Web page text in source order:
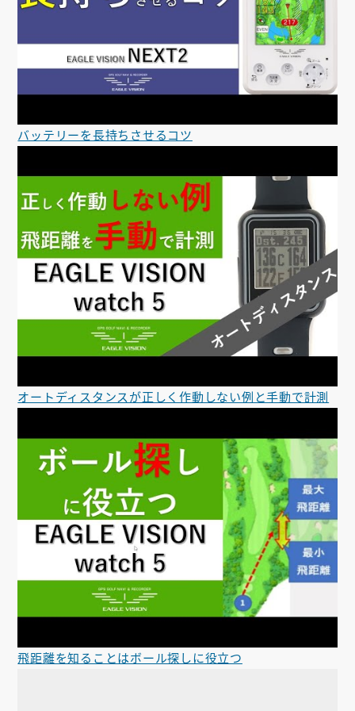
バッテリーを長持ちさせるコツ
オートディスタンスが正しく作動しない例と手動で計測
飛距離を知ることはボール探しに役立つ